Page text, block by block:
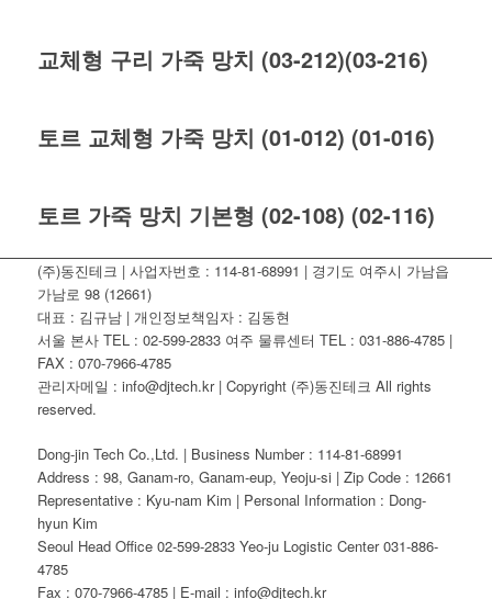
교체형 구리 가죽 망치 (03-212)(03-216)
토르 교체형 가죽 망치 (01-012) (01-016)
토르 가죽 망치 기본형 (02-108) (02-116)
(주)동진테크 | 사업자번호 : 114-81-68991 | 경기도 여주시 가남읍
가남로 98 (12661)
대표 : 김규남 | 개인정보책임자 : 김동현
서울 본사 TEL : 02-599-2833 여주 물류센터 TEL : 031-886-4785 |
FAX : 070-7966-4785
관리자메일 : info@djtech.kr | Copyright (주)동진테크 All rights
reserved.
Dong-jin Tech Co.,Ltd. | Business Number : 114-81-68991
Address : 98, Ganam-ro, Ganam-eup, Yeoju-si | Zip Code : 12661
Representative : Kyu-nam Kim | Personal Information : Dong-
hyun Kim
Seoul Head Office 02-599-2833 Yeo-ju Logistic Center 031-886-
4785
Fax : 070-7966-4785 | E-mail : info@djtech.kr